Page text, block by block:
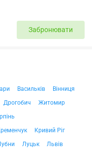
Забронювати
Васильків
Вінниця
Дрогобич
Житомир
Ірпінь
Кривий Ріг
Луцьк
Львів